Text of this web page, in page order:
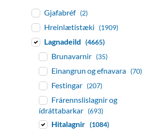
Gjafabréf (2)
Hreinlætistæki (1909)
Lagnadeild (4665)
Brunavarnir (35)
Einangrun og efnavara (70)
Festingar (207)
Frárennslislagnir og
ídráttabarkar (693)
Hitalagnir (1084)